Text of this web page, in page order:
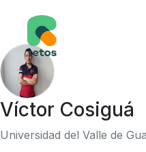
Víctor Cosiguá
Universidad del Valle de